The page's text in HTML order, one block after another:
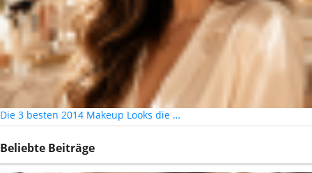
Die 3 besten 2014 Makeup Looks die …
Beliebte Beiträge